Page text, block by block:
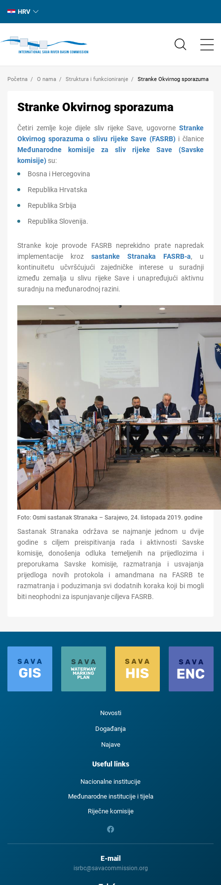
HRV
Početna O nama Struktura i funkcioniranje Stranke Okvirnog sporazuma
Stranke Okvirnog sporazuma
Četiri zemlje koje dijele sliv rijeke Save, ugovorne Stranke
Okvirnog sporazuma o slivu rijeke Save (FASRB)i članice
Međunarodne komisije za sliv rijeke Save (Savske
komisije) su:
Bosna i Hercegovina
Republika Hrvatska
Republika Srbija
Republika Slovenija.
Stranke koje provode FASRB neprekidno prate napredak
implementacije kroz sastanke Stranaka FASRB-a, u
kontinuitetu učvršćujući zajedničke interese u suradnji
između zemalja u slivu rijeke Save i unapređujući aktivnu
suradnju na međunarodnoj razini.
Foto: Osmi sastanak Stranaka – Sarajevo, 24. listopada 2019. godine
Sastanak Stranaka održava se najmanje jednom u dvije
godine s ciljem preispitivanja rada i aktivnosti Savske
komisije, donošenja odluka temeljenih na prijedlozima i
preporukama Savske komisije, razmatranja i usvajanja
prijedloga novih protokola i amandmana na FASRB te
razmatranja i poduzimanja svi dodatnih koraka koji bi mogli
biti neophodni za ispunjavanje ciljeva FASRB.
Novosti
Događanja
Najave
Useful links
Nacionalne institucije
Međunarodne institucije i tijela
Riječne komisije
E-mail
isrbc@savacommission.org